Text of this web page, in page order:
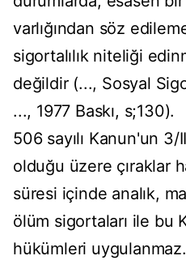
varlığından söz
sigortalılık niteliği
değildir (..., Sosyal
..., 1977 Baskı, s;130).
506 sayılı Kanun'un 3/
olduğu üzere çıraklar
süresi içinde analık,
ölüm sigortaları ile bu
hükümleri